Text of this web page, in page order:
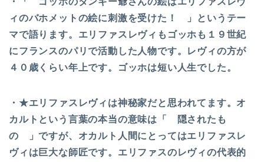
ィのバホメットの絵に刺激を受けた！ 」というテー
マで語ります。エリファスレヴィもゴッホも１９世紀
にフランスのパリで活動した人物です。レヴィの方が
４０歳くらい年上です。ゴッホは短い人生でした。
・★エリファスレヴィは神秘家だと思われてます。オ
カルトという言葉の本当の意味は「 隠されたも
の 」ですが、オカルト人間にとってはエリファスレ
ヴィは巨大な師匠です。エリファスのレヴィの代表的